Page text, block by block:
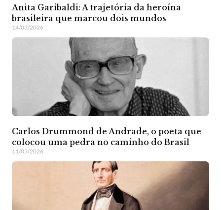
Anita Garibaldi: A trajetória da heroína
brasileira que marcou dois mundos
14/03/2026
Carlos Drummond de Andrade, o poeta que
colocou uma pedra no caminho do Brasil
11/03/2026